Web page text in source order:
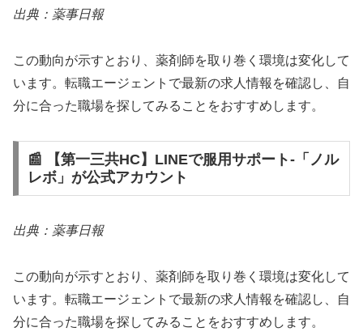
出典：薬事日報
この動向が示すとおり、薬剤師を取り巻く環境は変化して
います。転職エージェントで最新の求人情報を確認し、自
分に合った職場を探してみることをおすすめします。
📰 【第一三共HC】LINEで服用サポート‐「ノル
レボ」が公式アカウント
出典：薬事日報
この動向が示すとおり、薬剤師を取り巻く環境は変化して
います。転職エージェントで最新の求人情報を確認し、自
分に合った職場を探してみることをおすすめします。